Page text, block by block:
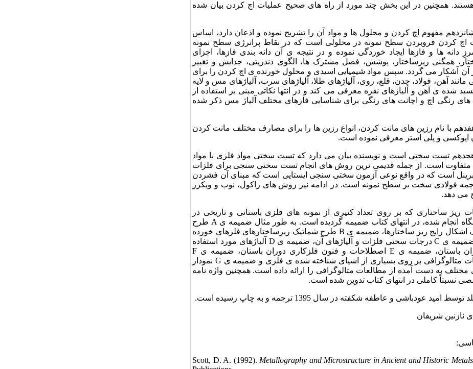
هستند. همچنین در این بخش چند مورد از راه های صحیح عملیات اچ کردن بیان شده
مفهوم اچ کردن و محلول ها و مواد آن را تشریح نموده و اذعان دارد، اساس
اچ کردن فروبردن سطح نمونه در محلولی است که در نقاط پرانرژی سطح نمونه
دانه ها و فازها ایجاد خوردگی نموده و در نتیجه ی آن دانه بندی فازها، اجزای
همگنی ریزساختار، پوشش، فصل مشترک ها، الگوی دندریتی، جدایش و تغییر
آن آشکار می گردد. سپس مواد شیمیایی اسیدی و محلول خورنده ی اچ کردن را برای
مانند آهن، فولاد، چدن، قلع، روی، آلیاژهای طلا، آلیاژهای سرب، آلیاژهای مس و لایه
شده ی آهن و آلیاژهای نقره معرفی می کند و در انتها نکاتی مبنی بر استفاده از
رنگی اچ و اچانت های رنگی برای شناسایی فازهای مختلف آلیاژ مس ذکر شده
با نام رزین های مانت کردن، انواع رزین ها را برای مصارف مختلف مانت کردن
اپوکسی و پلی استر معرفی نموده است.
تست سختی است و نویسنده بیان می دارد که تست سختی مواد فلزی با مواد
متفاوت است. از جمله قدیمی ترین روش های انجام تست سختی سنجی برای فلزات
است که در واقع نوعی آزمون سختی سنجی ایستایی است که مبنای آن فشردن
فولادی سخت بر سطح نمونه است. در ادامه نیز روش های راکول، نوپ و ویکرز
می دهد.
ریز ساختاری که بر روی تعداد کثیری از نمونه‏ های فلزی باستانی و تاریخی در
انجام شده، در انتهای کتاب ضمیمه گردیده است. به طور مثال ضمیمه ی A طرح
اشکال رایج ریز ساختارها، ضمیمه ی B طرح شماتیک ریزساختارهای فلزهای خورده
ی Cدرجات سختی فلزات و آلیاژهای آن، ضمیمه ی D آلیاژهای مورد استفاده
باستان، ضمیمه ی E اصطلاحات و فنون فلزکاری دوران باستان، ضمیمه ی F
متالوگرافی بر روی بسیاری از اشیای شناخته شده ی فلزی و ضمیمه ی G نمودار
مختلف به دست آمده از مطالعات متالوگرافی را ارائه داده است. همچنین واژه نامه
نسبتاً کاملی در انتهای کتاب تدوین شده است.
امید عودباشی و عاطفه شکفته در سال 1395 ترجمه و به چاپ رسیده است.
نازنین شریفان
Scott, D. A. (1992). Metallography and Microstructure in Ancient and Historic Metals